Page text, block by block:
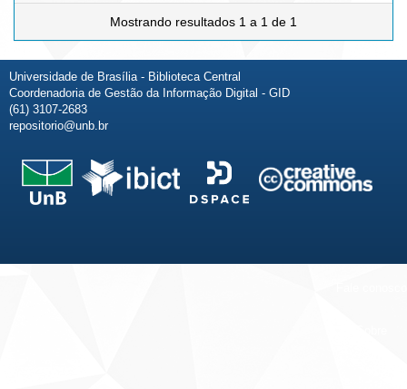
Mostrando resultados 1 a 1 de 1
Universidade de Brasília - Biblioteca Central
Coordenadoria de Gestão da Informação Digital - GID
(61) 3107-2683
repositorio@unb.br